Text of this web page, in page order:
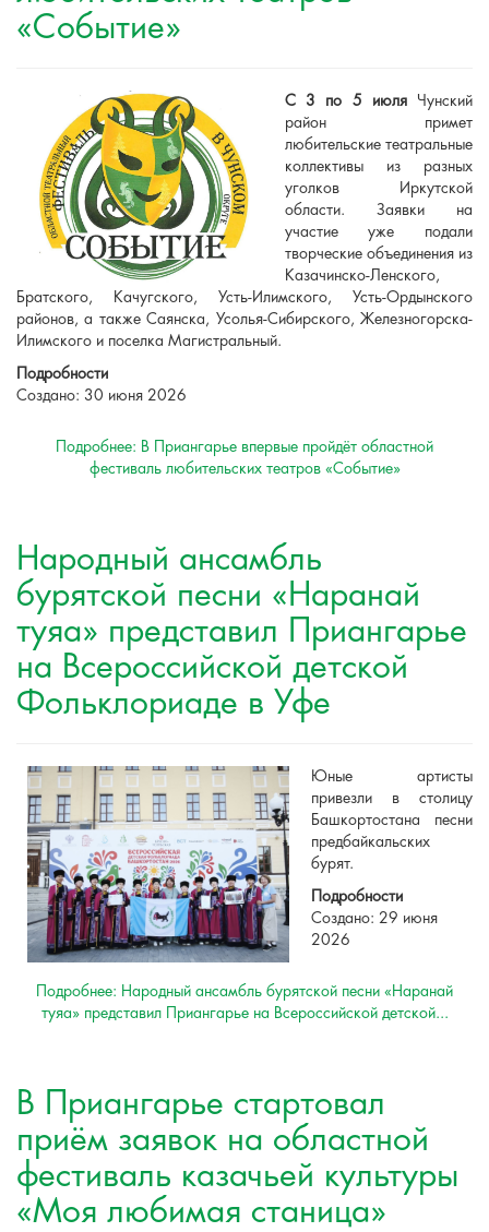
«Событие»
С 3 по 5 июляЧунский
район примет
любительские театральные
коллективы из разных
уголков Иркутской
области. Заявки на
участие уже подали
творческие объединения из
Казачинско-Ленского,
Братского, Качугского, Усть-Илимского, Усть-Ордынского
районов, а также Саянска, Усолья-Сибирского, Железногорска-
Илимского и поселка Магистральный.
Подробности
Создано: 30 июня 2026
Подробнее: В Приангарье впервые пройдёт областной
фестиваль любительских театров «Событие»
Народный ансамбль
бурятской песни «Наранай
туяа» представил Приангарье
на Всероссийской детской
Фольклориаде в Уфе
Юные артисты
привезли в столицу
Башкортостана песни
предбайкальских
бурят.
Подробности
Создано: 29 июня
2026
Подробнее: Народный ансамбль бурятской песни «Наранай
туяа» представил Приангарье на Всероссийской детской...
В Приангарье стартовал
приём заявок на областной
фестиваль казачьей культуры
«Моя любимая станица»